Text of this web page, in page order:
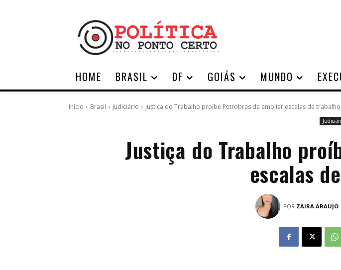
HOME BRASIL DF GOIÁS MUNDO
Início Brasil Judiciário Justiça do Trabalho proíbe Petrobras de ampliar escalas de trabalho
Justiça do Trabalho
escalas
POR ZAIRA ARAUJO